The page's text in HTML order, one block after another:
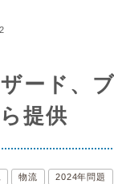
ード、
提供
物流 2024年問題